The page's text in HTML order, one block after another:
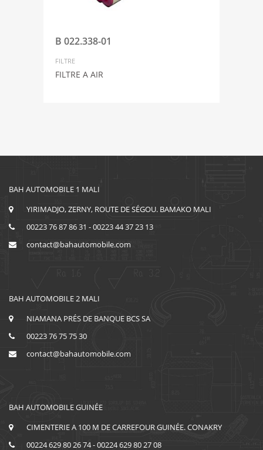
B 022.338-01
FILTRE
FILTRE A AIR
BAH AUTOMOBILE 1 MALI
YIRIMADJO, ZERNY, ROUTE DE SÉGOU. BAMAKO MALI
00223 76 87 86 31 - 00223 44 37 23 13
contact@bahautomobile.com
BAH AUTOMOBILE 2 MALI
NIAMANA PRÉS DE BANQUE BCS SA
00223 76 75 75 30
contact@bahautomobile.com
BAH AUTOMOBILE GUINÉE
CIMENTERIE A 100 M DE CARREFOUR GUINÉE. CONAKRY
00224 629 80 26 74 - 00224 629 80 27 08